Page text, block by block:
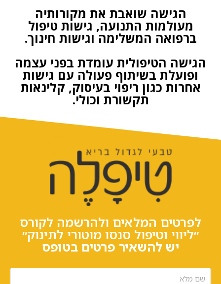
הגישה שואבת את מקורותיה
מעולמות התנועה, גישות טיפול
ברפואה המשלימה וגישות חינוך.
הגישה הטיפולית עומדת בפני עצמה
ופועלת בשיתוף פעולה עם גישות
אחרות כגון ריפוי בעיסוק, קלינאות
תקשורת וכולי.
לפרטים המלאים ולהרשמה לקורס
״ליווי וטיפול סנסו מוטורי לתינוק״
יש להשאיר פרטים בטופס